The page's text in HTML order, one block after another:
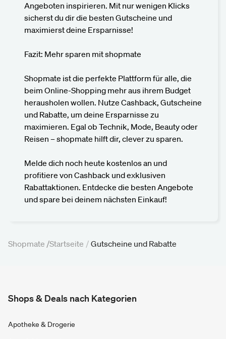
Angeboten inspirieren. Mit nur wenigen Klicks
sicherst du dir die besten Gutscheine und
maximierst deine Ersparnisse!
Fazit: Mehr sparen mit shopmate
Shopmate ist die perfekte Plattform für alle, die
beim Online-Shopping mehr aus ihrem Budget
herausholen wollen. Nutze Cashback, Gutscheine
und Rabatte, um deine Ersparnisse zu
maximieren. Egal ob Technik, Mode, Beauty oder
Reisen – shopmate hilft dir, clever zu sparen.
Melde dich noch heute kostenlos an und
profitiere von Cashback und exklusiven
Rabattaktionen. Entdecke die besten Angebote
und spare bei deinem nächsten Einkauf!
Shopmate /Startseite / Gutscheine und Rabatte
Shops & Deals nach Kategorien
Apotheke & Drogerie